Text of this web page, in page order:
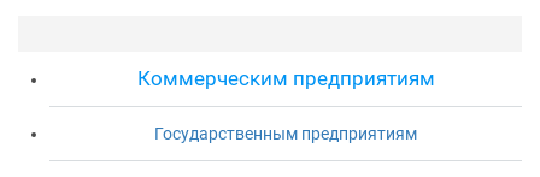
Коммерческим предприятиям
Государственным предприятиям